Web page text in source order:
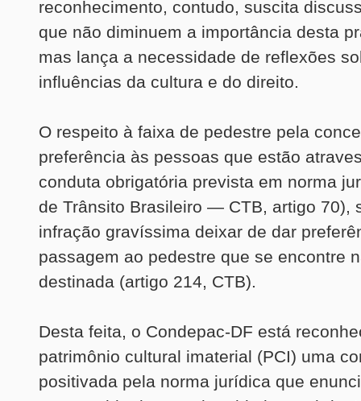
reconhecimento, contudo, suscita
que não diminuem a importância desta
mas lança a necessidade de reflexões
influências da cultura e do direito.
O respeito à faixa de pedestre pela
preferência às pessoas que estão
conduta obrigatória prevista em norma
de Trânsito Brasileiro — CTB, artigo 70),
infração gravíssima deixar de dar
passagem ao pedestre que se encontre
destinada (artigo 214, CTB).
Desta feita, o Condepac-DF está
patrimônio cultural imaterial (PCI) uma
positivada pela norma jurídica que